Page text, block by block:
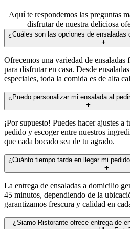
Aquí te respondemos las preguntas
disfrutar de nuestra deliciosa
¿Cuáles son las opciones de ensaladas
Ofrecemos una variedad de ensaladas
para disfrutar en casa. Desde
especiales, toda la comida es de alta
¿Puedo personalizar mi ensalada al
¡Por supuesto! Puedes hacer ajustes a
pedido y escoger entre nuestros
que cada bocado sea de tu agrado.
¿Cuánto tiempo tarda en llegar mi
La entrega de ensaladas a domicilio
45 minutos, dependiendo de la
garantizamos frescura y calidad en
¿Siamo Ristorante ofrece entrega de